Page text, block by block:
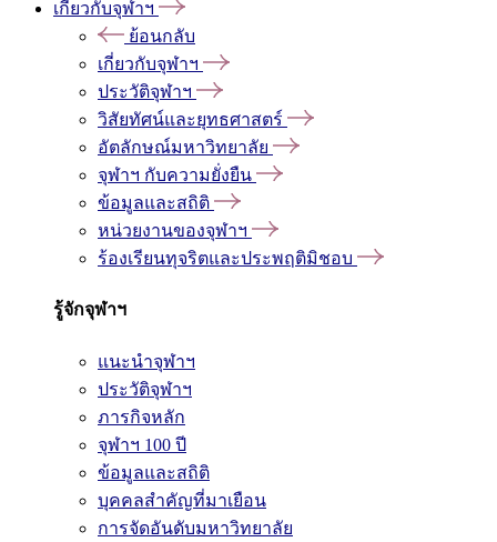
เกี่ยวกับจุฬาฯ
ย้อนกลับ
เกี่ยวกับจุฬาฯ
ประวัติจุฬาฯ
วิสัยทัศน์และยุทธศาสตร์
อัตลักษณ์มหาวิทยาลัย
จุฬาฯ กับความยั่งยืน
ข้อมูลและสถิติ
หน่วยงานของจุฬาฯ
ร้องเรียนทุจริตและประพฤติมิชอบ
รู้จักจุฬาฯ
แนะนำจุฬาฯ
ประวัติจุฬาฯ
ภารกิจหลัก
จุฬาฯ 100 ปี
ข้อมูลและสถิติ
บุคคลสำคัญที่มาเยือน
การจัดอันดับมหาวิทยาลัย